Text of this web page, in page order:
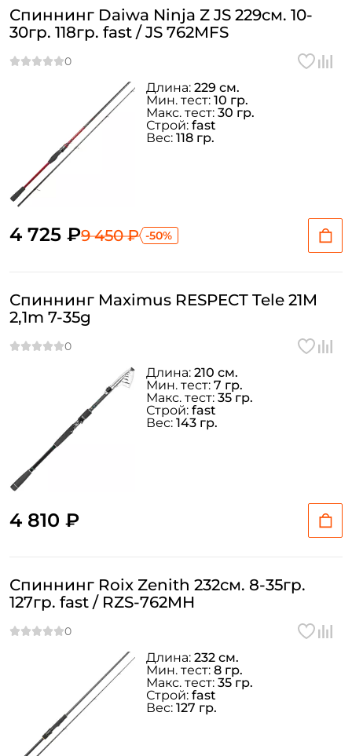
Спиннинг Daiwa Ninja Z JS 229см. 10-
30гр. 118гр. fast / JS 762MFS
4 725 ₽9 450 ₽ -50%
Длина: 229 см.
Мин. тест: 10 гр.
Макс. тест: 30 гр.
Строй: fast
Вес: 118 гр.
Спиннинг Maximus RESPECT Tele 21M
2,1m 7-35g
4 810 ₽
Длина: 210 см.
Мин. тест: 7 гр.
Макс. тест: 35 гр.
Строй: fast
Вес: 143 гр.
Спиннинг Roix Zenith 232см. 8-35гр.
127гр. fast / RZS-762MH
Длина: 232 см.
Мин. тест: 8 гр.
Макс. тест: 35 гр.
Строй: fast
Вес: 127 гр.